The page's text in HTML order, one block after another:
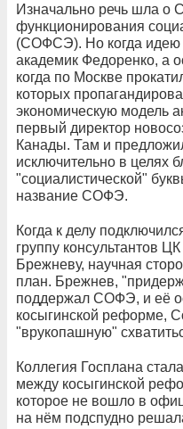
Изначально речь шла о
функционирования
(СОФСЭ). Но когда идею
академик Федоренко, а
когда по Москве
которых
экономическую модель
первый директор
Канады. Там и
исключительно в целях
"социалистической"
название СОФЭ.
Когда к делу
группу консультантов
Брежневу, научная
план. Брежнев,
поддержал СОФЭ, и её
косыгинской реформе,
"врукопашную"
Коллегия Госплана
между косыгинской
которое не вошло в
на нём подспудно